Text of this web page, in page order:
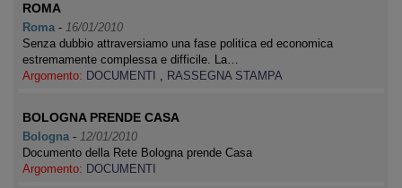
ROMA
Roma - 16/01/2010
Senza dubbio attraversiamo una fase politica ed economica
estremamente complessa e difficile. La…
Argomento: DOCUMENTI , RASSEGNA STAMPA
BOLOGNA PRENDE CASA
Bologna - 12/01/2010
Documento della Rete Bologna prende Casa
Argomento: DOCUMENTI